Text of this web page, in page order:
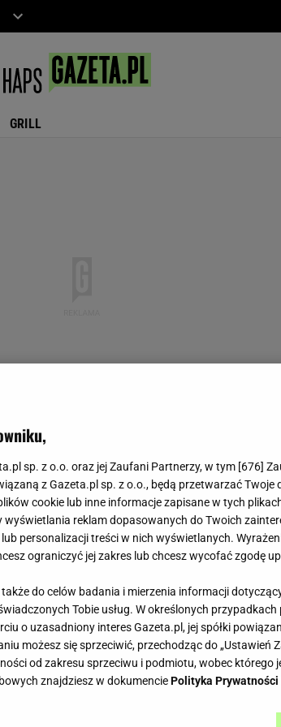
GRILL
sp. z o.o. oraz jej Zaufani Partnerzy, w tym [676]
z Gazeta.pl sp. z o.o., będą przetwarzać Twoje
cookie lub inne informacje zapisane w tych
reklam dopasowanych do Twoich
personalizacji treści w nich wyświetlanych.
ograniczyć jej zakres lub chcesz wycofać zgodę
do celów badania i mierzenia informacji
Tobie usług. W określonych
o uzasadniony interes Gazeta.pl, jej spółki
możesz się sprzeciwić, przechodząc do „Ustawień
od zakresu sprzeciwu i podmiotu, wobec którego
znajdziesz w dokumenciePolityka Prywatności